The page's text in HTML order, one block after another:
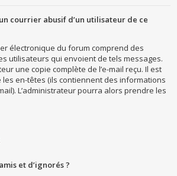
courrier abusif d’un utilisateur de ce
électronique du forum comprend des
utilisateurs qui envoient de tels messages.
une copie complète de l’e-mail reçu. Il est
les en-têtes (ils contiennent des informations
L’administrateur pourra alors prendre les
et d’ignorés ?